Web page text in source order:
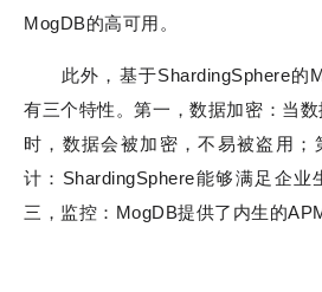
MogDB的高可用。
此外，基于ShardingSphere的
有三个特性。第一，数据加密：当
时，数据会被加密，不易被盗用；
计：ShardingSphere能够满足企
三，监控：MogDB提供了内生的